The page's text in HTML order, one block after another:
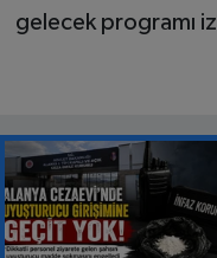
gelecek programı